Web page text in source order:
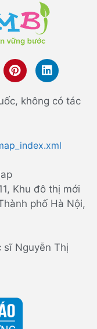
không có tác
Khu đô thị mới
phố Hà Nội,
sĩ Nguyễn Thị